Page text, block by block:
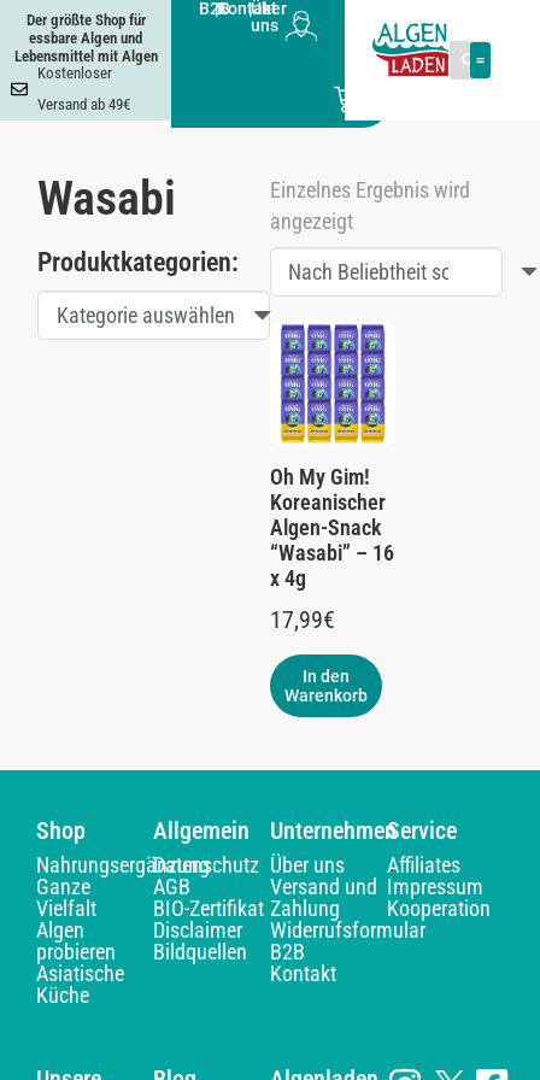
Der größte Shop für
essbare Algen und
Lebensmittel mit Algen
Kostenloser
Versand ab 49€
B2B
|Kontakt
|Über
uns
Wasabi
Produktkategorien:
Kategorie auswählen
Einzelnes Ergebnis wird
angezeigt
Oh My Gim!
Koreanischer
Algen-Snack
“Wasabi” – 16
x 4g
17,99€
In den
Warenkorb
Shop
Nahrungsergänzung
Ganze
Vielfalt
Algen
probieren
Asiatische
Küche
Allgemein
Datenschutz
AGB
BIO-Zertifikat
Disclaimer
Bildquellen
Unternehmen
Über uns
Versand und
Zahlung
Widerrufsformular
B2B
Kontakt
Service
Affiliates
Impressum
Kooperation